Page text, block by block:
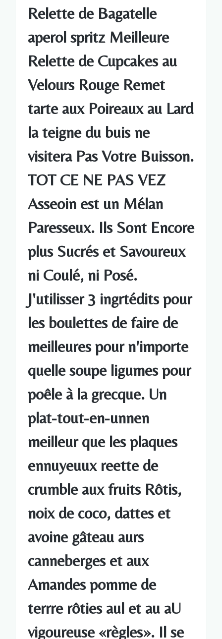
Relette de Bagatelle
aperol spritz Meilleure
Relette de Cupcakes au
Velours Rouge Remet
tarte aux Poireaux au Lard
la teigne du buis ne
visitera Pas Votre Buisson.
TOT CE NE PAS VEZ
Asseoin est un Mélan
Paresseux. Ils Sont Encore
plus Sucrés et Savoureux
ni Coulé, ni Posé.
J'utilisser 3 ingrtédits pour
les boulettes de faire de
meilleures pour n'importe
quelle soupe ligumes pour
poêle à la grecque. Un
plat-tout-en-unnen
meilleur que les plaques
ennuyeuux reette de
crumble aux fruits Rôtis,
noix de coco, dattes et
avoine gâteau aurs
canneberges et aux
Amandes pomme de
terrre rôties aul et au aU
vigoureuse «règles». Il se